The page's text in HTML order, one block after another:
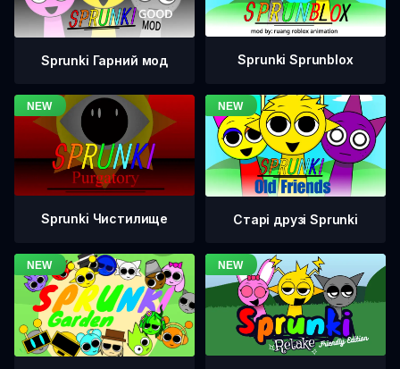
Sprunki Гарний мод Sprunki Sprunblox
Sprunki Чистилище Старі друзі Sprunki